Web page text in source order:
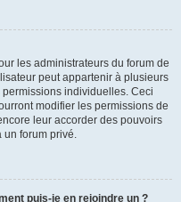
les administrateurs du forum de
peut appartenir à plusieurs
individuelles. Ceci
modifier les permissions de
leur accorder des pouvoirs
un forum privé.
puis-je en rejoindre un ?